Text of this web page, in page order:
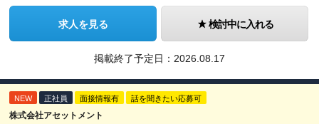
求人を見る 検討中に入れる
掲載終了予定日： 2026.08.17
NEW 正社員 面接情報有 話を聞きたい応募可
株式会社アセットメント